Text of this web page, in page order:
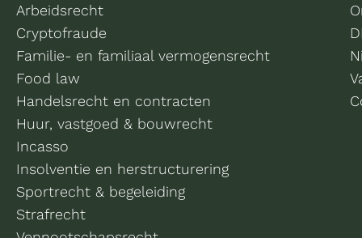
Arbeidsrecht
Cryptofraude
Familie- en familiaal vermogensrecht
Food law
Handelsrecht en contracten
Huur, vastgoed & bouwrecht
Incasso
Insolventie en herstructurering
Sportrecht & begeleiding
Strafrecht